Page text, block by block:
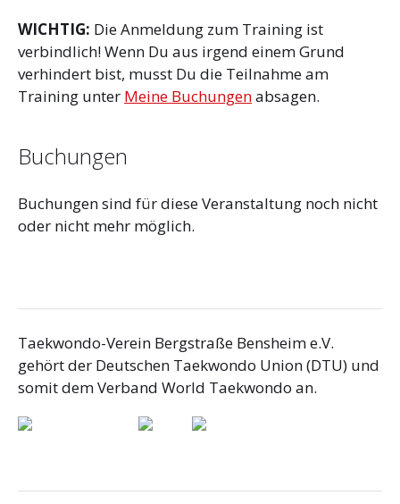
WICHTIG: Die Anmeldung zum Training ist
verbindlich! Wenn Du aus irgend einem Grund
verhindert bist, musst Du die Teilnahme am
Training unter Meine Buchungenabsagen.
Buchungen
Buchungen sind für diese Veranstaltung noch nicht
oder nicht mehr möglich.
Taekwondo-Verein Bergstraße Bensheim e.V.
gehört der Deutschen Taekwondo Union (DTU) und
somit dem Verband World Taekwondo an.